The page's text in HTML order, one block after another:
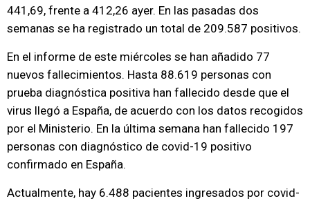
441,69, frente a 412,26 ayer. En las pasadas dos
semanas se ha registrado un total de 209.587 positivos.
En el informe de este miércoles se han añadido 77
nuevos fallecimientos. Hasta 88.619 personas con
prueba diagnóstica positiva han fallecido desde que el
virus llegó a España, de acuerdo con los datos recogidos
por el Ministerio. En la última semana han fallecido 197
personas con diagnóstico de covid-19 positivo
confirmado en España.
Actualmente, hay 6.488 pacientes ingresados por covid-